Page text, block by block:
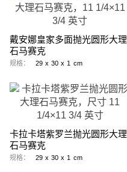
戴安娜皇家多面抛光圆形大理
石马赛克
规格： 29 x 30 x 1 cm
卡拉卡塔紫罗兰抛光圆形大理
石马赛克
规格： 29 x 30 x 1 cm